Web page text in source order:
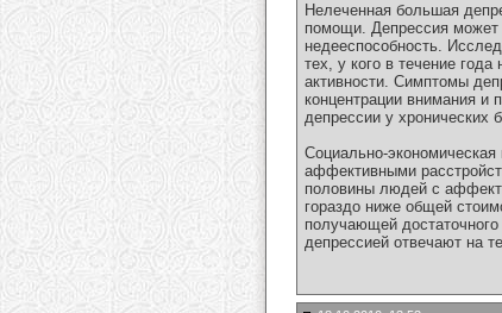
Нелеченная большая
помощи. Депрессия может
недееспособность.
тех, у кого в течение
активности. Симптомы
концентрации внимания
депрессии у хронических
Социально-
аффективными
половины людей с
гораздо ниже общей
получающей
депрессией отвечают на